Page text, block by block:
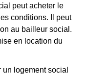
peut acheter le
conditions. Il peut
au bailleur social.
en location du
logement social